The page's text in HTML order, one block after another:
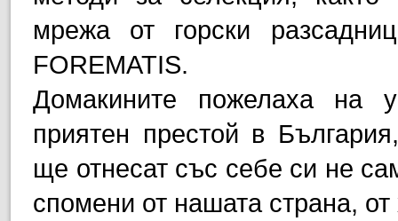
мрежа от горски
FOREMATIS.
Домакините пожелаха на
приятен престой в
ще отнесат със себе си не
спомени от нашата страна,